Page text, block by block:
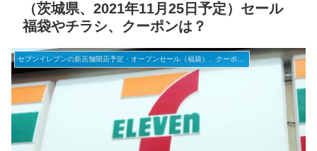
（茨城県、2021年11月25日予定）セール
福袋やチラシ、クーポンは？